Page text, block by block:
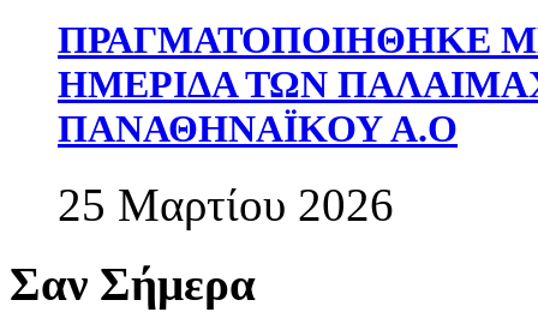
ΠΡΑΓΜΑΤΟΠΟΙΗΘΗΚΕ
ΗΜΕΡΙΔΑ ΤΩΝ
ΠΑΝΑΘΗΝΑΪΚΟΥ Α.Ο
25 Μαρτίου 2026
Σαν Σήμερα